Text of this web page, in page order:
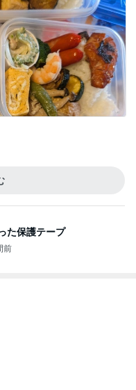
た保護テープ
前